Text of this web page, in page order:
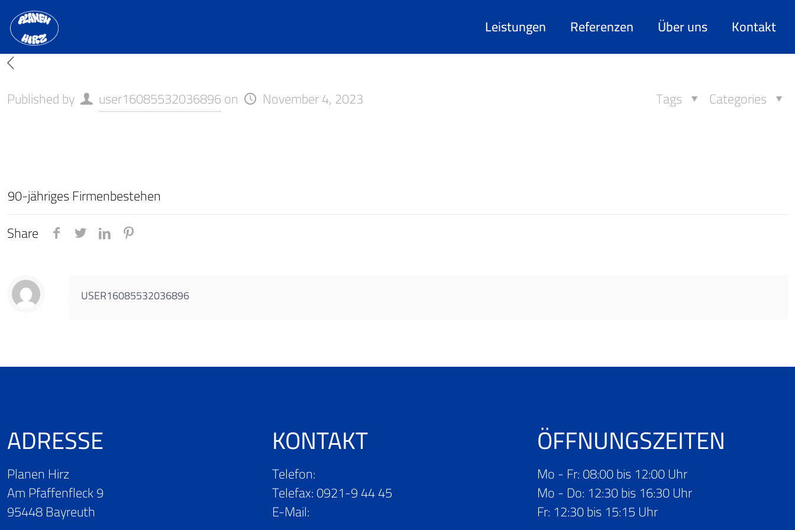
Leistungen Referenzen Über uns Kontakt
Published by user16085532036896on November 4, 2023 Categories
Tags
90-jähriges Firmenbestehen
Share
USER16085532036896
ADRESSE
Planen Hirz
Am Pfaffenfleck 9
95448 Bayreuth
KONTAKT
Telefon:
Telefax: 0921-9 44 45
E-Mail:
ÖFFNUNGS­ZEITEN
Mo - Fr: 08:00 bis 12:00 Uhr
Mo - Do: 12:30 bis 16:30 Uhr
Fr: 12:30 bis 15:15 Uhr